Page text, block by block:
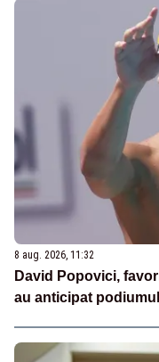
8 aug. 2026, 11:32
David Popovici,
au anticipat podiumul